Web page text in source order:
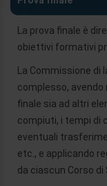
pubblicità e social
con altre
La prova finale è
obiettivi formativi
La Commissione
complesso, avendo
finale sia ad altri
compiuti, i tempi di
eventuali
etc., e applicando
da ciascun Corso di